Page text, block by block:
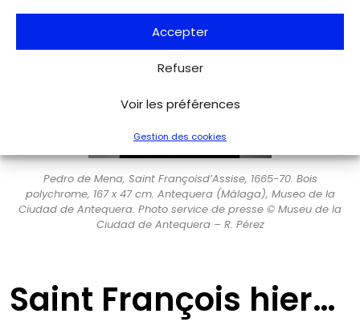
Accepter
Refuser
Voir les préférences
Gestion des cookies
Pedro de Mena, Saint Françoisd’Assise, 1665-70. Bois
polychrome, 167 x 47 cm. Antequera (Málaga), Museo de la
Ciudad de Antequera. Photo service de presse © Museu de la
Ciudad de Antequera – R. Pérez
Saint François hier…